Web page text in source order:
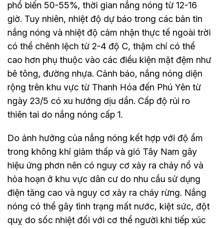
phổ biến 50-55%, thời gian nắng nóng từ 12-16
giờ. Tuy nhiên, nhiệt độ dự báo trong các bản tin
nắng nóng và nhiệt độ cảm nhận thực tế ngoài trời
có thể chênh lệch từ 2-4 độ C, thậm chí có thể
cao hơn phụ thuộc vào các điều kiện mặt đệm như
bê tông, đường nhựa. Cảnh báo, nắng nóng diện
rộng trên khu vực từ Thanh Hóa đến Phú Yên từ
ngày 23/5 có xu hướng dịu dần. Cấp độ rủi ro
thiên tai do nắng nóng cấp 1.
Do ảnh hưởng của nắng nóng kết hợp với độ ẩm
trong không khí giảm thấp và gió Tây Nam gây
hiệu ứng phơn nên có nguy cơ xảy ra cháy nổ và
hỏa hoạn ở khu vực dân cư do nhu cầu sử dụng
điện tăng cao và nguy cơ xảy ra cháy rừng. Nắng
nóng có thể gây tình trạng mất nước, kiệt sức, đột
quỵ do sốc nhiệt đối với cơ thể người khi tiếp xúc